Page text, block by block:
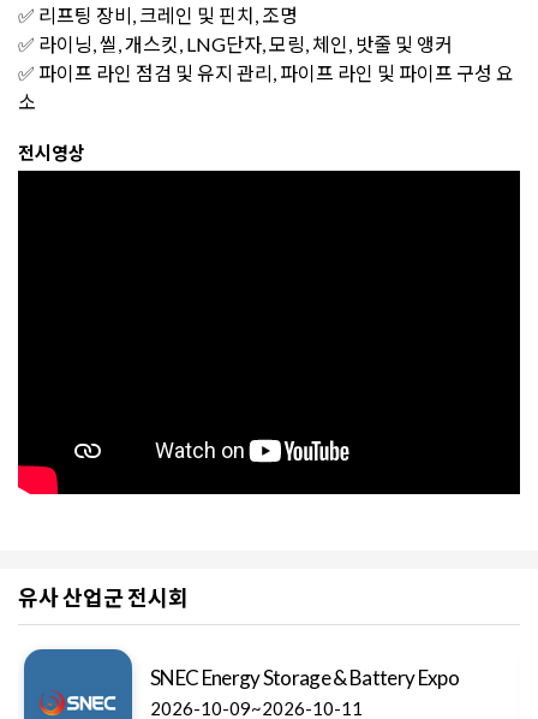
✅ 리프팅 장비, 크레인 및 핀치, 조명
✅ 라이닝, 씰, 개스킷, LNG단자, 모링, 체인, 밧줄 및 앵커
✅ 파이프 라인 점검 및 유지 관리, 파이프 라인 및 파이프 구성 요
소
전시영상
유사 산업군 전시회
SNEC Energy Storage & Battery Expo
2026-10-09~2026-10-11